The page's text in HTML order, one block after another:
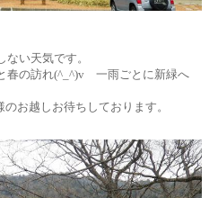
い天気です。
春の訪れ(^_^)v 一雨ごとに新緑へ
お越しお待ちしております。